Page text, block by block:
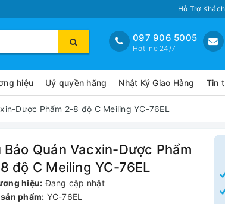
Hỗ Trợ
097 906 5005
Hotline 24/7
hiệu Uỷ quyền hãng Nhật Ký Giao Hàng Tin
Dược Phẩm 2-8 độ C Meiling YC-76EL
Bảo Quản Vacxin-Dược Phẩm
độ C Meiling YC-76EL
hiệu: Đang cập nhật
phẩm: YC-76EL